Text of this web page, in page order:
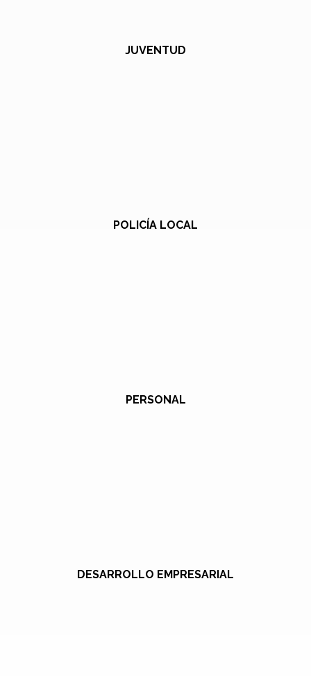
JUVENTUD
POLICÍA LOCAL
PERSONAL
DESARROLLO EMPRESARIAL